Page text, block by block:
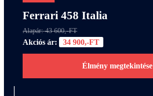
Ferrari 458 Italia
Alapár: 43 600,-FT
Akciós ár: 34 900,-FT
Élmény megtekintése